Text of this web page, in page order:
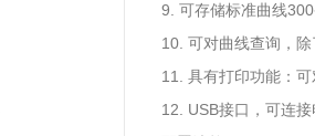
9. 可存储标准曲线
10. 可对曲线查询，
11. 具有打印功能：
12. USB接口，可连